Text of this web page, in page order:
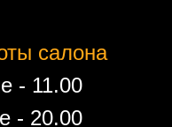
салона
- 11.00
- 20.00